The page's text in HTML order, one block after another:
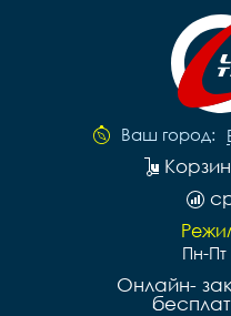
Ваш город:
Пн-Пт
Онлайн-